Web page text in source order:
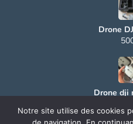
Drone
Drone dji
Notre site utilise des cookies